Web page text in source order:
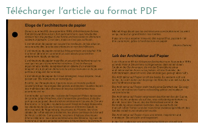
Télécharger l'article au format PDF